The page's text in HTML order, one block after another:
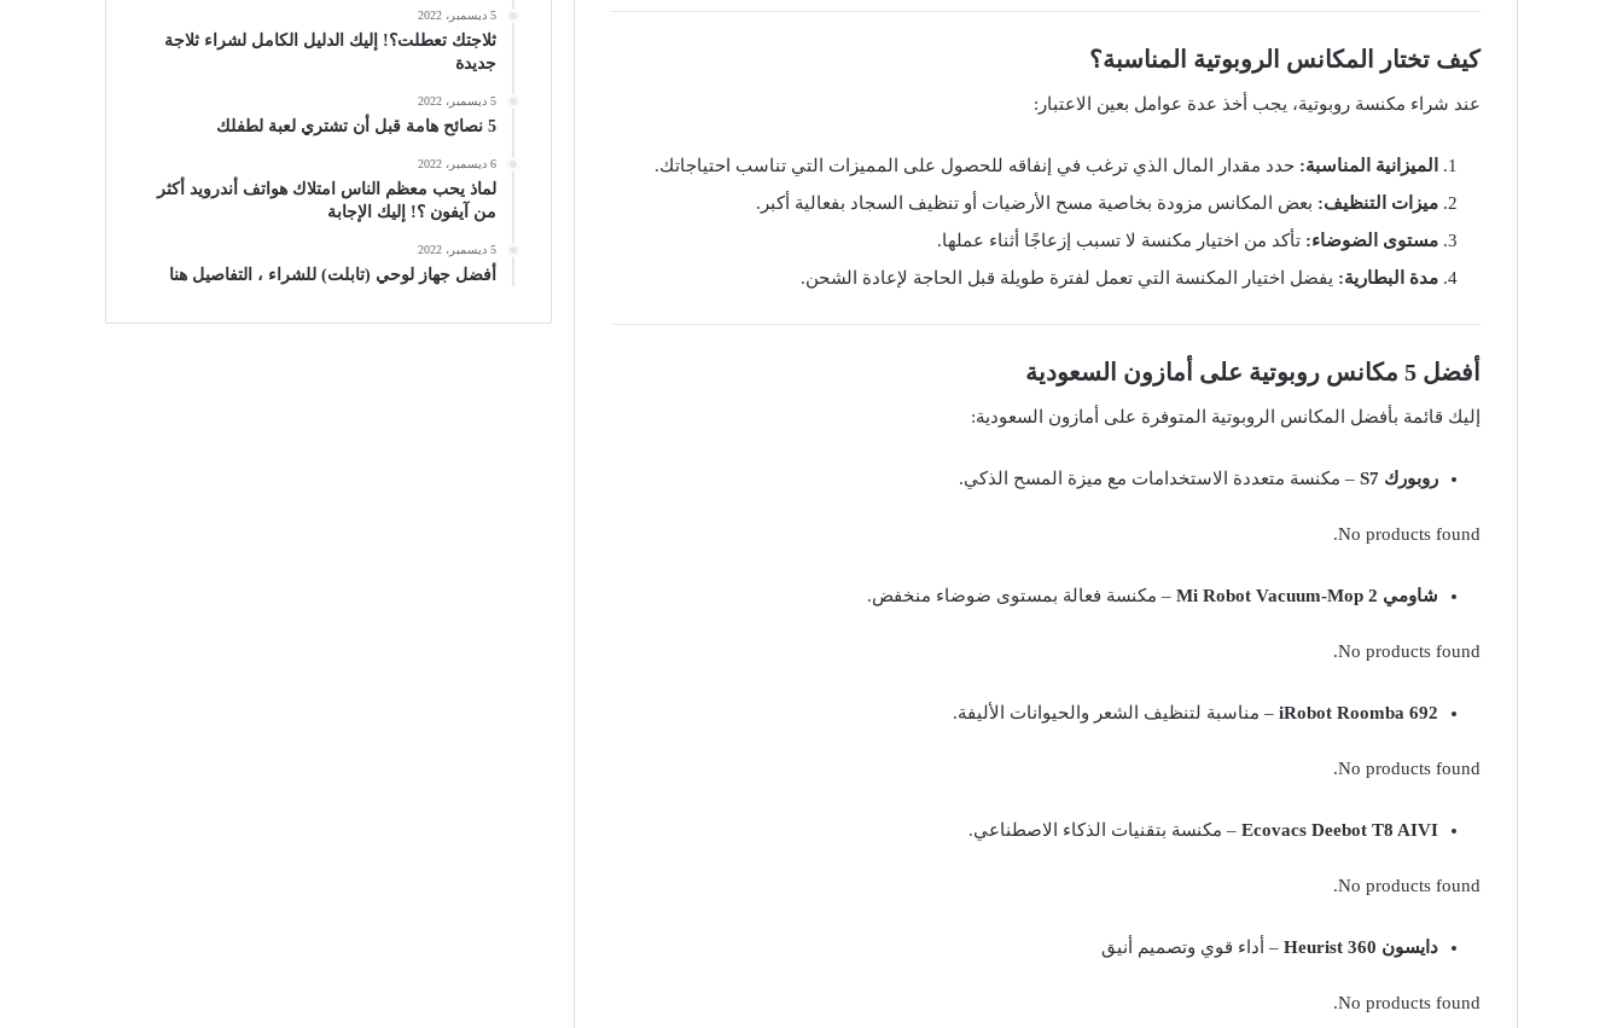
كيف تختار المكانس الروبوتية المناسبة؟
عند شراء مكنسة روبوتية، يجب أخذ عدة عوامل بعين الاعتبار:
الميزانية المناسبة: حدد مقدار المال الذي ترغب في إنفاقه للحصول على المميزات التي تناسب احتياجاتك.
ميزات التنظيف: بعض المكانس مزودة بخاصية مسح الأرضيات أو تنظيف السجاد بفعالية أكبر.
مستوى الضوضاء: تأكد من اختيار مكنسة لا تسبب إزعاجًا أثناء عملها.
مدة البطارية: يفضل اختيار المكنسة التي تعمل لفترة طويلة قبل الحاجة لإعادة الشحن.
أفضل 5 مكانس روبوتية على أمازون السعودية
إليك قائمة بأفضل المكانس الروبوتية المتوفرة على أمازون السعودية:
روبورك S7 – مكنسة متعددة الاستخدامات مع ميزة المسح الذكي.
No products found.
شاومي Mi Robot Vacuum-Mop 2 – مكنسة فعالة بمستوى ضوضاء منخفض.
No products found.
iRobot Roomba 692 – مناسبة لتنظيف الشعر والحيوانات الأليفة.
No products found.
Ecovacs Deebot T8 AIVI – مكنسة بتقنيات الذكاء الاصطناعي.
No products found.
دايسون 360 Heurist – أداء قوي وتصميم أنيق
No products found.
5 ديسمبر، 2022
ثلاجتك تعطلت؟! إليك الدليل الكامل لشراء ثلاجة
جديدة
5 ديسمبر، 2022
5 نصائح هامة قبل أن تشتري لعبة لطفلك
6 ديسمبر، 2022
لماذ يحب معظم الناس امتلاك هواتف أندرويد أكثر
من آيفون ؟! إليك الإجابة
5 ديسمبر، 2022
أفضل جهاز لوحي (تابلت) للشراء ، التفاصيل هنا